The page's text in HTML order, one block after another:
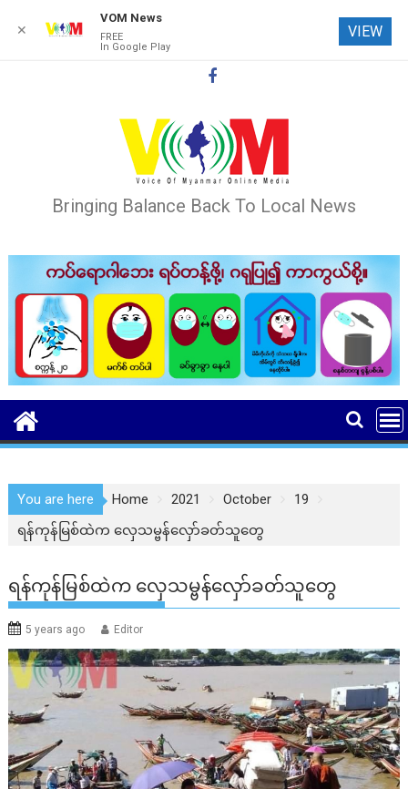
Bringing Balance Back To Local News
You are here Home 2021 October
19
ရန်ကုန်မြစ်ထဲက လှေသမ္ဗန်လှော်ခတ်သူတွေ
ရန်ကုန်မြစ်ထဲက လှေသမ္ဗန်လှော်ခတ်သူတွေ
5 years ago Editor
✕
VOM News
FREE
In Google Play
VIEW